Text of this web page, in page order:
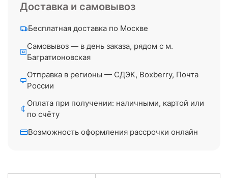
Доставка и самовывоз
Бесплатная доставка по Москве
Самовывоз — в день заказа, рядом с м.
Багратионовская
Отправка в регионы — СДЭК, Boxberry, Почта
России
Оплата при получении: наличными, картой или
по счёту
Возможность оформления рассрочки онлайн